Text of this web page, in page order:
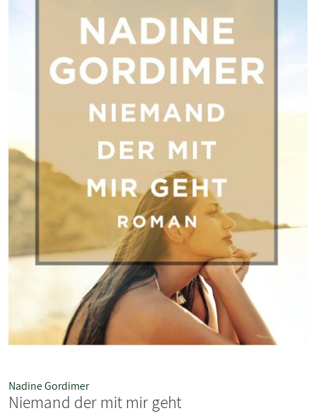
Nadine Gordimer
Niemand der mit mir geht